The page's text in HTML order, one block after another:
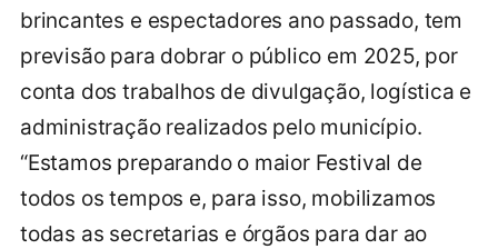
brincantes e espectadores ano passado, tem
previsão para dobrar o público em 2025, por
conta dos trabalhos de divulgação, logística e
administração realizados pelo município.
“Estamos preparando o maior Festival de
todos os tempos e, para isso, mobilizamos
todas as secretarias e órgãos para dar ao